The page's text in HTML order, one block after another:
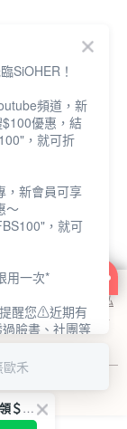
之詳情，及若您不希
請參閱本網站「
隱私
本公司得按本網站使
首次綁定LINE@可領＄100折扣優惠
SiOHER！
頻道，新
優惠，結
，就可折
，新會員可享
～
，就可
用一次*
醒您⚠近期有
臉書、社團等
、或有內部管
禾